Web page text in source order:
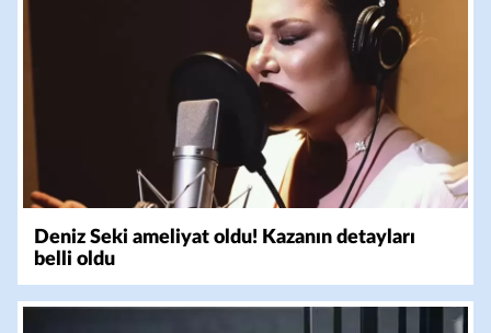
Deniz Seki ameliyat oldu! Kazanın detayları
belli oldu